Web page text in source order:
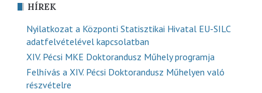
HÍREK
Nyilatkozat a Központi Statisztikai Hivatal EU-SILC
adatfelvételével kapcsolatban
XIV. Pécsi MKE Doktorandusz Műhely programja
Felhívás a XIV. Pécsi Doktorandusz Műhelyen való
részvételre